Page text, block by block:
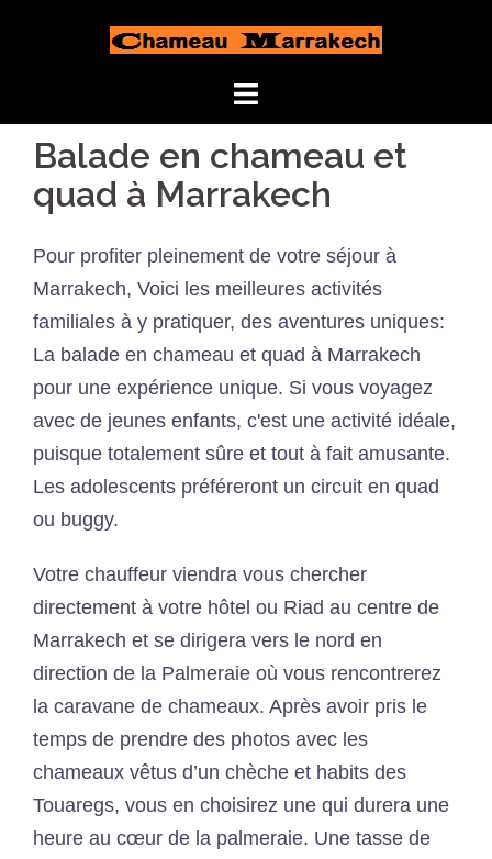
Balade en chameau et
quad à Marrakech
Pour profiter pleinement de votre séjour à
Marrakech, Voici les meilleures activités
familiales à y pratiquer, des aventures uniques:
La balade en chameau et quad à Marrakech
pour une expérience unique. Si vous voyagez
avec de jeunes enfants, c'est une activité idéale,
puisque totalement sûre et tout à fait amusante.
Les adolescents préféreront un circuit en quad
ou buggy.
Votre chauffeur viendra vous chercher
directement à votre hôtel ou Riad au centre de
Marrakech et se dirigera vers le nord en
direction de la Palmeraie où vous rencontrerez
la caravane de chameaux. Après avoir pris le
temps de prendre des photos avec les
chameaux vêtus d’un chèche et habits des
Touaregs, vous en choisirez une qui durera une
heure au cœur de la palmeraie. Une tasse de